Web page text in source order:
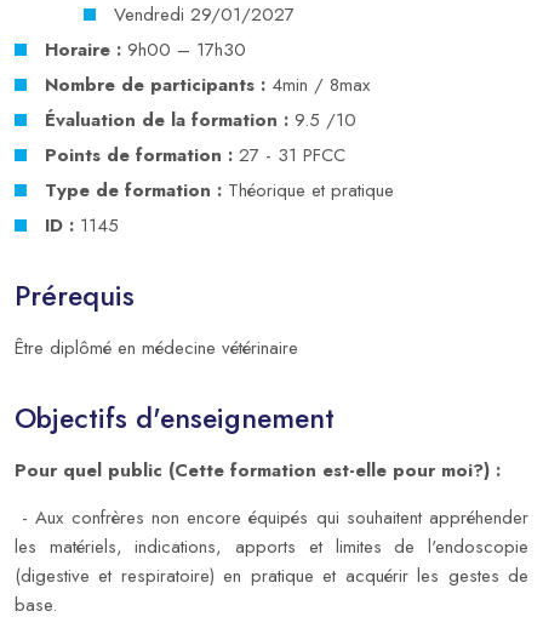
Vendredi 29/01/2027
Horaire : 9h00 – 17h30
Nombre de participants : 4min / 8max
Évaluation de la formation : 9.5 /10
Points de formation : 27 - 31 PFCC
Type de formation : Théorique et pratique
ID : 1145
Prérequis
Être diplômé en médecine vétérinaire
Objectifs d'enseignement
Pour quel public (Cette formation est-elle pour moi?) :
- Aux confrères non encore équipés qui souhaitent appréhender
les matériels, indications, apports et limites de l'endoscopie
(digestive et respiratoire) en pratique et acquérir les gestes de
base.